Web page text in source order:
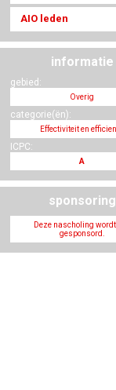
Registreren
Inloggen
AIO leden
informatie
gebied:
Overig
categorie(ën):
Effectiviteit en
ICPC:
A
sponsoring
Deze nascholing
gesponsord.